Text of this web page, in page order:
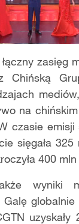
zasięg
Chińską
na
czasie
sięgała
400
wyniki
Galę